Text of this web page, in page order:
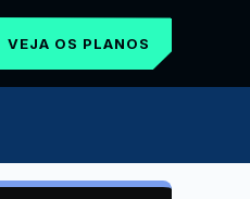
VEJA OS PLANOS